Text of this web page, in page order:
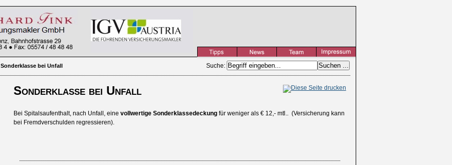
Suche:
Sonderklasse bei Unfall
Sonderklasse bei Unfall
Bei Spitalsaufenthalt, nach Unfall, einevollwertige Sonderklassedeckung für weniger als € 12,- mtl.. (Versicherung kann
bei Fremdverschulden regressieren).